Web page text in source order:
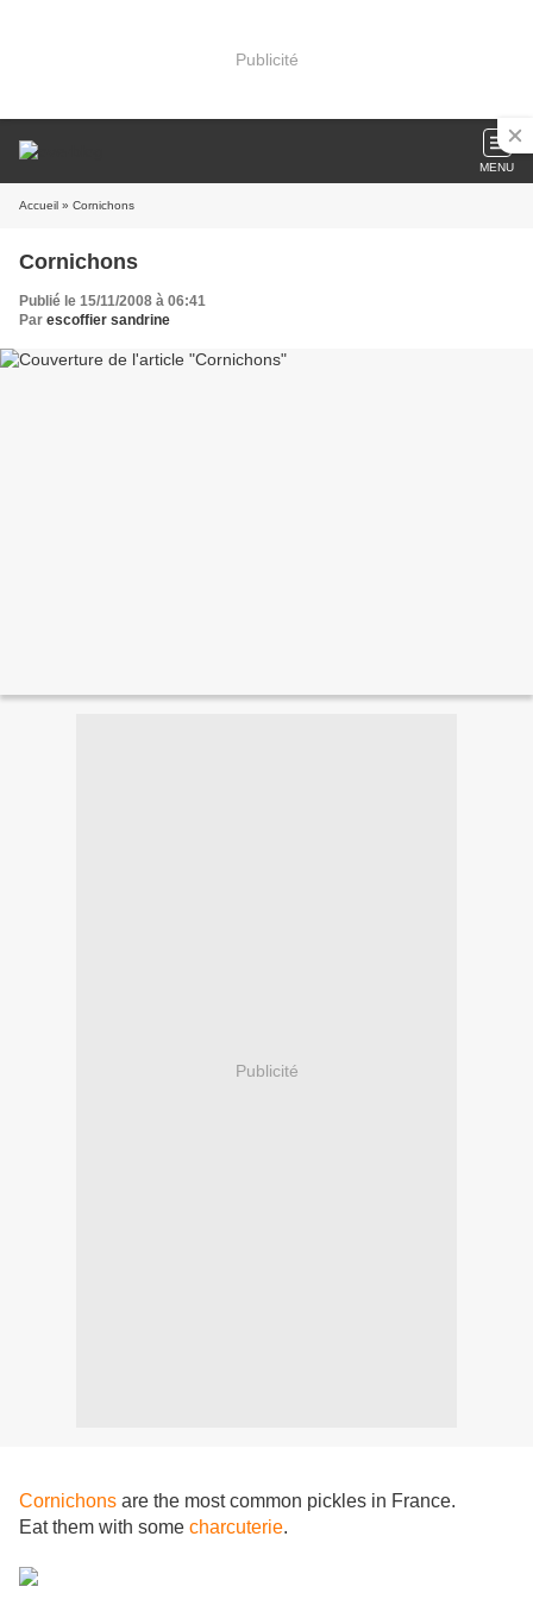
Publicité
MENU
Accueil » Cornichons
Cornichons
Publié le 15/11/2008 à 06:41
Par escoffier sandrine
Publicité
Cornichons are the most common pickles in France.
Eat them with some charcuterie.